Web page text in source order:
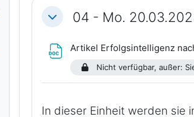
Einklappen04 - Mo.
Artikel Erfolgsintelligenz
Nicht verfügbar, außer:
In dieser Einheit werden sie